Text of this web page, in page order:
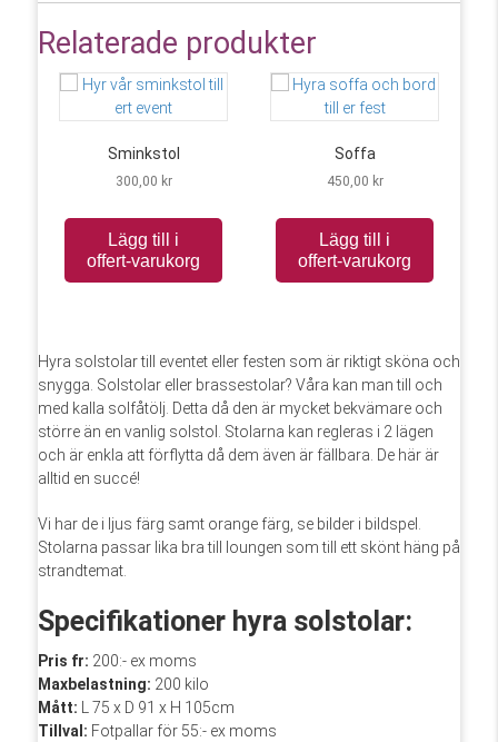
Relaterade produkter
Sminkstol
300,00 kr
Lägg till i
offert-varukorg
Soffa
450,00 kr
Lägg till i
offert-varukorg
Hyra solstolar till eventet eller festen som är riktigt sköna och
snygga. Solstolar eller brassestolar? Våra kan man till och
med kalla solfåtölj. Detta då den är mycket bekvämare och
större än en vanlig solstol. Stolarna kan regleras i 2 lägen
och är enkla att förflytta då dem även är fällbara. De här är
alltid en succé!
Vi har de i ljus färg samt orange färg, se bilder i bildspel.
Stolarna passar lika bra till loungen som till ett skönt häng på
strandtemat.
Specifikationer hyra solstolar:
Pris fr: 200:- ex moms
Maxbelastning: 200 kilo
Mått: L 75 x D 91 x H 105cm
Tillval: Fotpallar för 55:- ex moms